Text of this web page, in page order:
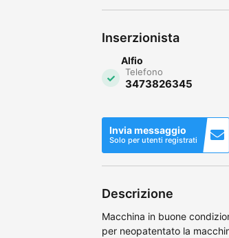
Inserzionista
Alfio
Telefono
3473826345
Invia messaggio
Solo per utenti registrati
Descrizione
Macchina in buone
per neopatentato la